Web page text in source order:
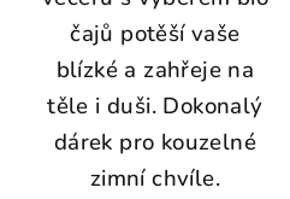
čajů potěší vaše
blízké a zahřeje na
těle i duši. Dokonalý
dárek pro kouzelné
zimní chvíle.